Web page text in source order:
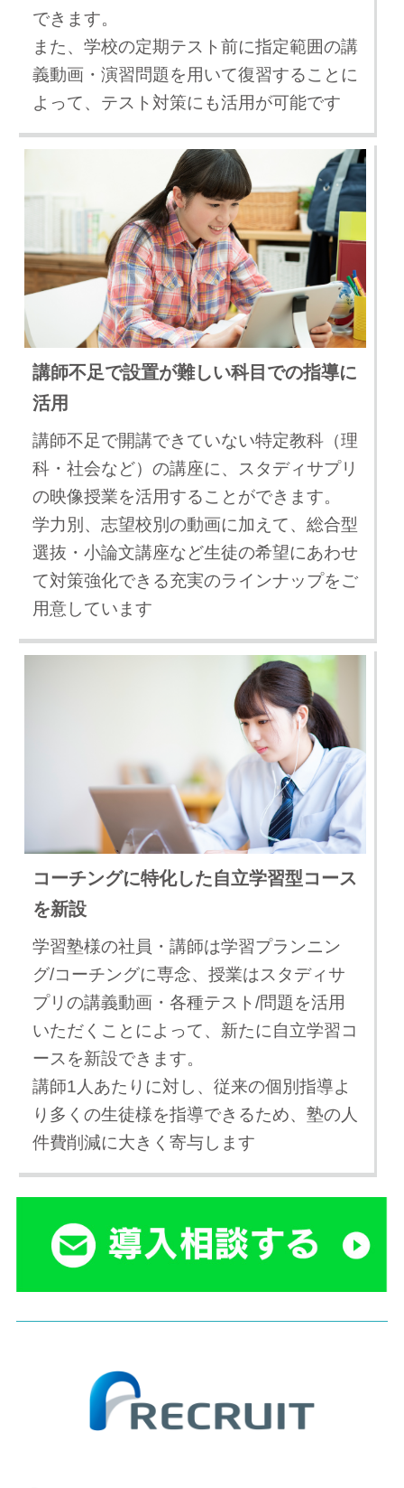
できます。
また、学校の定期テスト前に指定範囲の講
義動画・演習問題を用いて復習することに
よって、テスト対策にも活用が可能です
講師不足で設置が難しい科目での指導に
活用
講師不足で開講できていない特定教科（理
科・社会など）の講座に、スタディサプリ
の映像授業を活用することができます。
学力別、志望校別の動画に加えて、総合型
選抜・小論文講座など生徒の希望にあわせ
て対策強化できる充実のラインナップをご
用意しています
コーチングに特化した自立学習型コース
を新設
学習塾様の社員・講師は学習プランニン
グ/コーチングに専念、授業はスタディサ
プリの講義動画・各種テスト/問題を活用
いただくことによって、新たに自立学習コ
ースを新設できます。
講師1人あたりに対し、従来の個別指導よ
り多くの生徒様を指導できるため、塾の人
件費削減に大きく寄与します